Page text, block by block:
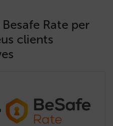
Rate per
clients